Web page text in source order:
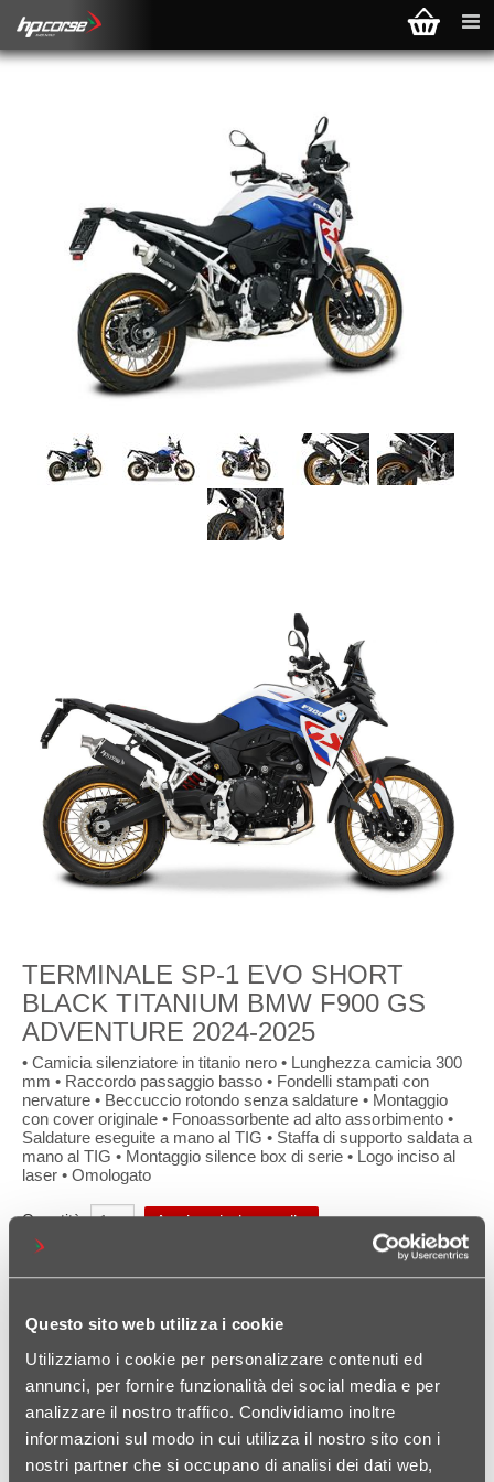
Questo sito web utilizza i cookie
Utilizziamo i cookie per personalizzare contenuti ed
annunci, per fornire funzionalità dei social media e per
analizzare il nostro traffico. Condividiamo inoltre
informazioni sul modo in cui utilizza il nostro sito con i
nostri partner che si occupano di analisi dei dati web,
TERMINALE SP-1 EVO SHORT
BLACK TITANIUM BMW F900 GS
ADVENTURE 2024-2025
• Camicia silenziatore in titanio nero • Lunghezza camicia 300
mm • Raccordo passaggio basso • Fondelli stampati con
nervature • Beccuccio rotondo senza saldature • Montaggio
con cover originale • Fonoassorbente ad alto assorbimento •
Saldature eseguite a mano al TIG • Staffa di supporto saldata a
mano al TIG • Montaggio silence box di serie • Logo inciso al
laser • Omologato
Quantità:
SP-1 EVO
Less is More, la semplicità che diventa arte, l’arte dell’essenziale,
lo scarico torna alla sua sintesi originale per liberarsi da qualsiasi
forma che non sia deputata al suo unico motivo di esistere perché
è nella semplicità che si nasconde la vera essenza delle cose.
Ideato da Hp Corse nel cuore della Motor Valley e ispirato ai